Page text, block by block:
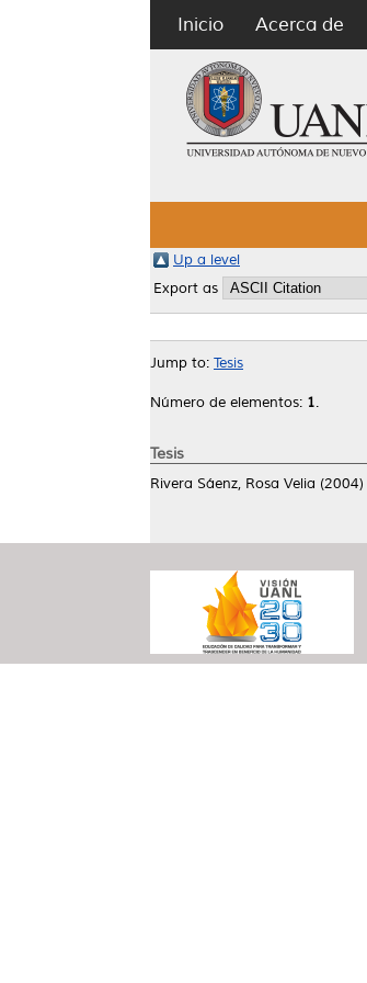
Inicio Acerca de
Up a level
Export as
Jump to: Tesis
Número de elementos: 1.
Tesis
Rivera Sáenz, Rosa Velia (2004)